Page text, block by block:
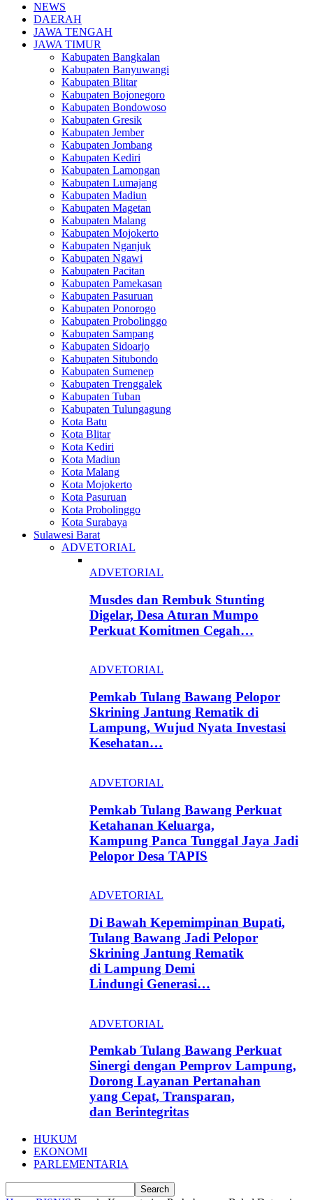
NEWS
DAERAH
JAWA TENGAH
JAWA TIMUR
Kabupaten Bangkalan
Kabupaten Banyuwangi
Kabupaten Blitar
Kabupaten Bojonegoro
Kabupaten Bondowoso
Kabupaten Gresik
Kabupaten Jember
Kabupaten Jombang
Kabupaten Kediri
Kabupaten Lamongan
Kabupaten Lumajang
Kabupaten Madiun
Kabupaten Magetan
Kabupaten Malang
Kabupaten Mojokerto
Kabupaten Nganjuk
Kabupaten Ngawi
Kabupaten Pacitan
Kabupaten Pamekasan
Kabupaten Pasuruan
Kabupaten Ponorogo
Kabupaten Probolinggo
Kabupaten Sampang
Kabupaten Sidoarjo
Kabupaten Situbondo
Kabupaten Sumenep
Kabupaten Trenggalek
Kabupaten Tuban
Kabupaten Tulungagung
Kota Batu
Kota Blitar
Kota Kediri
Kota Madiun
Kota Malang
Kota Mojokerto
Kota Pasuruan
Kota Probolinggo
Kota Surabaya
Sulawesi Barat
ADVETORIAL
ADVETORIAL
Musdes dan Rembuk Stunting
Digelar, Desa Aturan Mumpo
Perkuat Komitmen Cegah…
ADVETORIAL
Pemkab Tulang Bawang Pelopor
Skrining Jantung Rematik di
Lampung, Wujud Nyata Investasi
Kesehatan…
ADVETORIAL
Pemkab Tulang Bawang Perkuat
Ketahanan Keluarga,
Kampung Panca Tunggal Jaya Jadi
Pelopor Desa TAPIS
ADVETORIAL
Di Bawah Kepemimpinan Bupati,
Tulang Bawang Jadi Pelopor
Skrining Jantung Rematik
di Lampung Demi
Lindungi Generasi…
ADVETORIAL
Pemkab Tulang Bawang Perkuat
Sinergi dengan Pemprov Lampung,
Dorong Layanan Pertanahan
yang Cepat, Transparan,
dan Berintegritas
HUKUM
EKONOMI
PARLEMENTARIA